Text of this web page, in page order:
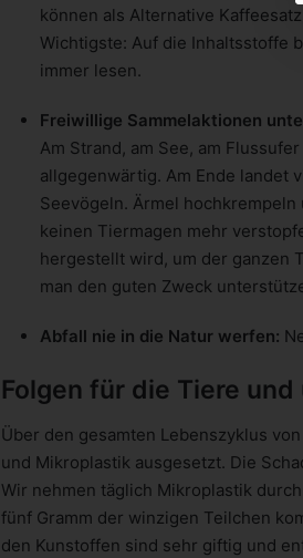
können als Alternative
Wichtigste: Auf die Inhaltsstoffe
immer lesen.
Freiwillige Sammelaktionen
Am Strand, am See, am
allgegenwärtig. Am Ende landet
Seevögeln. Ärmel
keinen Tiermagen mehr
hergestellt wird, um der ganzen
man den guten Zweck
Abfall nie in die Natur werfen:
Folgen für die Tiere
Über den gesamten Lebenszyklus
und Mikroplastik ausgesetzt. Die
Wir nehmen täglich Mikroplastik
fünf Gramm der winzigen Teilchen
den Kunstoffen sind sehr giftig und